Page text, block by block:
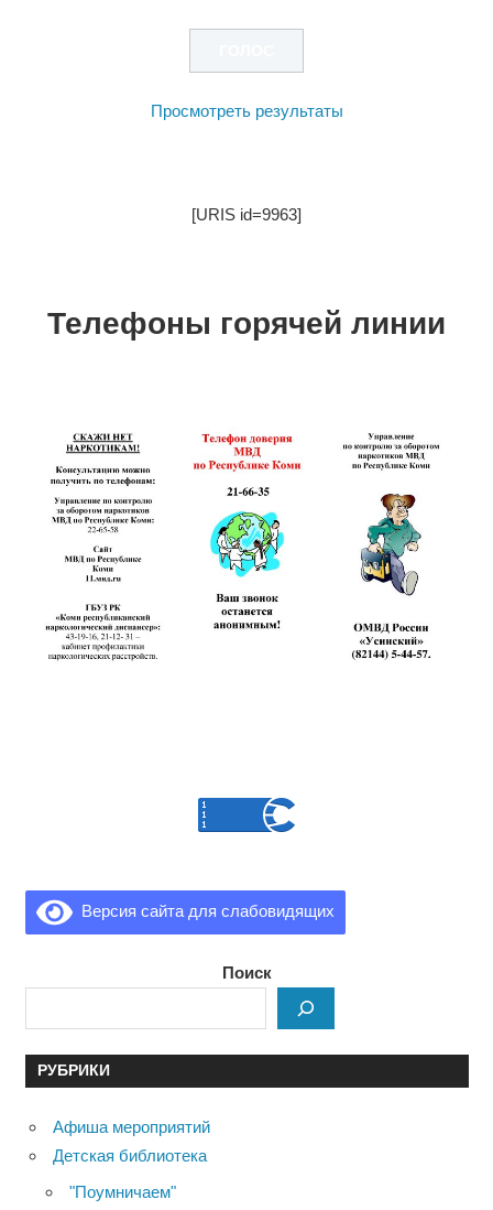
Просмотреть результаты
[URIS id=9963]
Телефоны горячей линии
Версия сайта для слабовидящих
Поиск
РУБРИКИ
Афиша мероприятий
Детская библиотека
"Поумничаем"